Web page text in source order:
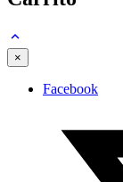
×
Facebook